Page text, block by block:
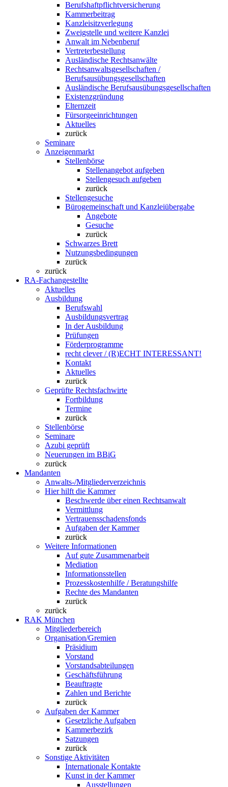
Berufshaftpflichtversicherung
Kammerbeitrag
Kanzleisitzverlegung
Zweigstelle und weitere Kanzlei
Anwalt im Nebenberuf
Vertreterbestellung
Ausländische Rechtsanwälte
Rechtsanwaltsgesellschaften /
Berufsausübungsgesellschaften
Ausländische Berufsausübungsgesellschaften
Existenzgründung
Elternzeit
Fürsorgeeinrichtungen
Aktuelles
zurück
Seminare
Anzeigenmarkt
Stellenbörse
Stellenangebot aufgeben
Stellengesuch aufgeben
zurück
Stellengesuche
Bürogemeinschaft und Kanzleiübergabe
Angebote
Gesuche
zurück
Schwarzes Brett
Nutzungsbedingungen
zurück
zurück
RA-Fachangestellte
Aktuelles
Ausbildung
Berufswahl
Ausbildungsvertrag
In der Ausbildung
Prüfungen
Förderprogramme
recht clever / (R)ECHT INTERESSANT!
Kontakt
Aktuelles
zurück
Geprüfte Rechtsfachwirte
Fortbildung
Termine
zurück
Stellenbörse
Seminare
Azubi geprüft
Neuerungen im BBiG
zurück
Mandanten
Anwalts-/Mitgliederverzeichnis
Hier hilft die Kammer
Beschwerde über einen Rechtsanwalt
Vermittlung
Vertrauensschadensfonds
Aufgaben der Kammer
zurück
Weitere Informationen
Auf gute Zusammenarbeit
Mediation
Informationsstellen
Prozesskostenhilfe / Beratungshilfe
Rechte des Mandanten
zurück
zurück
RAK München
Mitgliederbereich
Organisation/Gremien
Präsidium
Vorstand
Vorstandsabteilungen
Geschäftsführung
Beauftragte
Zahlen und Berichte
zurück
Aufgaben der Kammer
Gesetzliche Aufgaben
Kammerbezirk
Satzungen
zurück
Sonstige Aktivitäten
Internationale Kontakte
Kunst in der Kammer
Ausstellungen